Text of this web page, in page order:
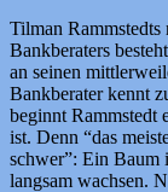
Tilman Rammstedts
Bankberaters
an seinen
Bankberater kennt
beginnt Rammstedt
ist. Denn “das
schwer”: Ein Baum
langsam wachsen.